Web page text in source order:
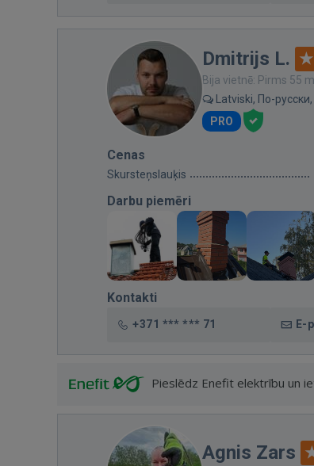
Dmitrijs L.
Bija vietnē: Pirms 55
Latviski, По-
PRO
Cenas
Skursteņslauķis
Darbu piemēri
Kontakti
+371 *** *** 71 E-
Pieslēdz Enefit elektrību un
Agnis Zars